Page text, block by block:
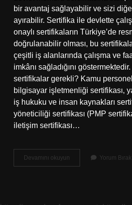
bir avantaj sağlayabilir ve sizi
ayırabilir. Sertifika ile devlette
onaylı sertifikaların Türkiye’de
doğrulanabilir olması, bu
çeşitli iş alanlarında çalışma ve
imkânı sağladığını
sertifikalar gerekli? Kamu
bilgisayar işletmenliği sertifikası,
iş hukuku ve insan kaynakları
yöneticiliği sertifikası (PMP
iletişim sertifikası…
Devamını okuyun
Ile
Yorum Bırak